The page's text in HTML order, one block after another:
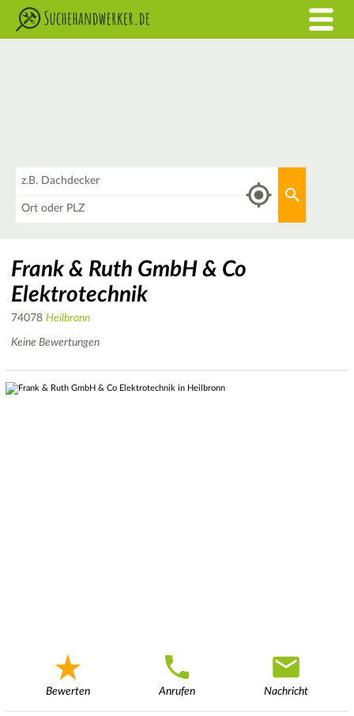
Frank & Ruth GmbH & Co
Elektrotechnik
74078 Heilbronn
Keine Bewertungen
Bewerten Anrufen Nachricht